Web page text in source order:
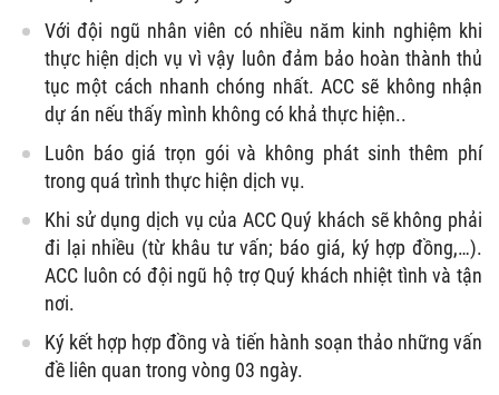
Với đội ngũ nhân viên có nhiều năm kinh nghiệm khi
thực hiện dịch vụ vì vậy luôn đảm bảo hoàn thành thủ
tục một cách nhanh chóng nhất. ACC sẽ không nhận
dự án nếu thấy mình không có khả thực hiện..
Luôn báo giá trọn gói và không phát sinh thêm phí
trong quá trình thực hiện dịch vụ.
Khi sử dụng dịch vụ của ACC Quý khách sẽ không phải
đi lại nhiều (từ khâu tư vấn; báo giá, ký hợp đồng,…).
ACC luôn có đội ngũ hộ trợ Quý khách nhiệt tình và tận
nơi.
Ký kết hợp hợp đồng và tiến hành soạn thảo những vấn
đề liên quan trong vòng 03 ngày.